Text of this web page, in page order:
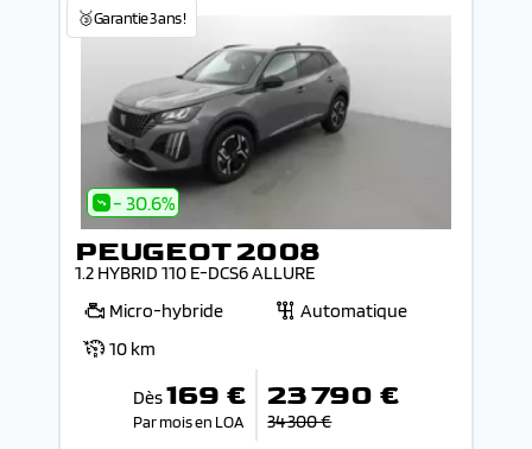
🥉Garantie 3 ans !
- 30.6%
PEUGEOT 2008
1.2 HYBRID 110 E-DCS6 ALLURE
Micro-hybride
Automatique
10 km
Dès169 €
Par mois en LOA
23 790 €
34 300 €